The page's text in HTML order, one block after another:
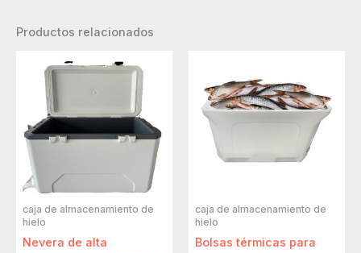
Productos relacionados
caja de almacenamiento de
hielo
Nevera de alta
caja de almacenamiento de
hielo
Bolsas térmicas para